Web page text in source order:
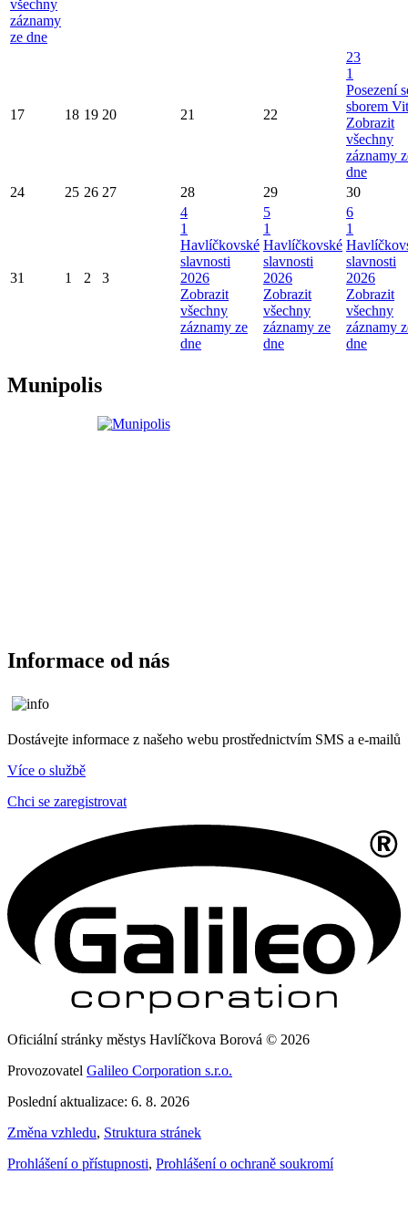
všechny
záznamy
ze dne
17 18 19 20 21 22
23
1
Posezení
sborem
Zobrazit
všechny
záznamy
dne
24
25 26 27 28 29 30
31 1 2 3
4
1
Havlíčkovské
slavnosti
2026
Zobrazit
všechny
záznamy ze
dne
5
1
Havlíčkovské
slavnosti
2026
Zobrazit
všechny
záznamy ze
dne
6
1
slavnosti
2026
Zobrazit
všechny
záznamy
dne
Munipolis
Informace od nás
Dostávejte informace z našeho webu prostřednictvím SMS a e-mailů
Více o službě
Chci se zaregistrovat
Oficiální stránky městys Havlíčkova Borová © 2026
Provozovatel Galileo Corporation s.r.o.
Poslední aktualizace: 6. 8. 2026
Změna vzhledu, Struktura stránek
Prohlášení o přístupnosti, Prohlášení o ochraně soukromí